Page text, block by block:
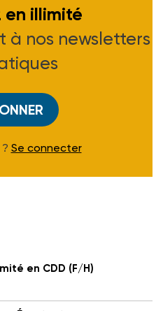
illimité
à nos newsletters
Se connecter
en CDD (F/H)